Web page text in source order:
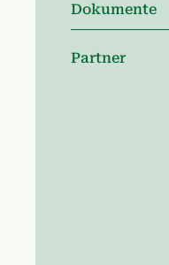
Dokumente
Partner